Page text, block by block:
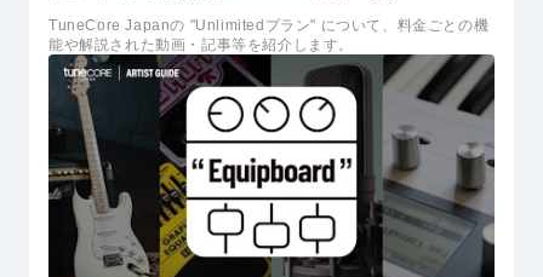
TuneCore Japanの "Unlimitedプラン" について、料金ごとの機
能や解説された動画・記事等を紹介します。